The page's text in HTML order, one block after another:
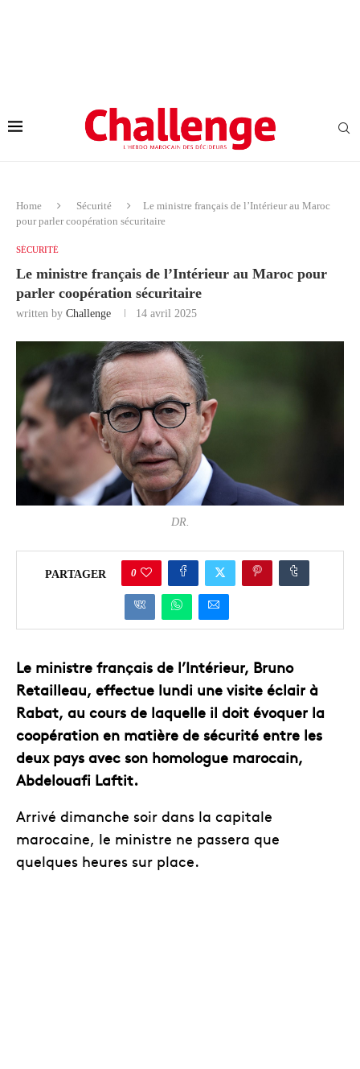
Home Sécurité
Le ministre français de l’Intérieur au Maroc
pour parler coopération sécuritaire
SÉCURITÉ
Le ministre français de l’Intérieur au Maroc pour
parler coopération sécuritaire
written by Challenge 14 avril 2025
DR.
PARTAGER 0
Le ministre français de l’Intérieur, Bruno
Retailleau, effectue lundi une visite éclair à
Rabat, au cours de laquelle il doit évoquer la
coopération en matière de sécurité entre les
deux pays avec son homologue marocain,
Abdelouafi Laftit.
Arrivé dimanche soir dans la capitale
marocaine, le ministre ne passera que
quelques heures sur place.